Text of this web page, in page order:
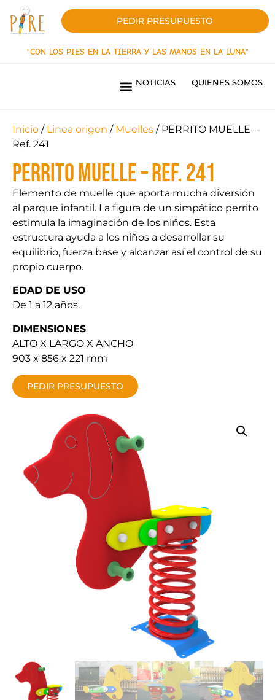
PEDIR PRESUPUESTO
"CON LOS PIES EN LA TIERRA Y LAS MANOS EN LA LUNA"
NOTICIAS QUIENES SOMOS
Inicio / Linea origen / Muelles / PERRITO MUELLE –
Ref. 241
PERRITO MUELLE – Ref. 241
Elemento de muelle que aporta mucha diversión
al parque infantil. La figura de un simpático perrito
estimula la imaginación de los niños. Esta
estructura ayuda a los niños a desarrollar su
equilibrio, fuerza base y alcanzar así el control de su
propio cuerpo.
EDAD DE USO
De 1 a 12 años.
DIMENSIONES
ALTO X LARGO X ANCHO
903 x 856 x 221 mm
PEDIR PRESUPUESTO